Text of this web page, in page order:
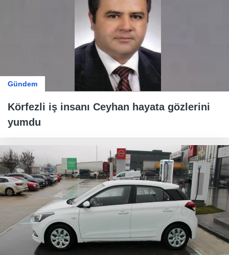
Gündem
Körfezli iş insanı Ceyhan hayata gözlerini
yumdu